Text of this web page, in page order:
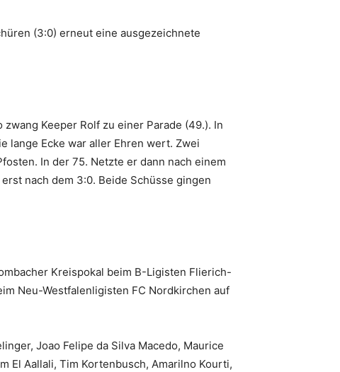
(3:0) erneut eine ausgezeichnete
Keeper Rolf zu einer Parade (49.). In
lange Ecke war aller Ehren wert. Zwei
In der 75. Netzte er dann nach einem
nach dem 3:0. Beide Schüsse gingen
Kreispokal beim B-Ligisten Flierich-
Neu-Westfalenligisten FC Nordkirchen auf
Joao Felipe da Silva Macedo, Maurice
El Aallali, Tim Kortenbusch, Amarilno Kourti,